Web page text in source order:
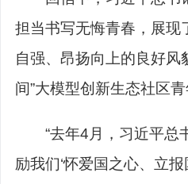
担当书写无悔青春，展现
自强、昂扬向上的良好风
间”大模型创新生态社区青
“去年4月，习近平总
励我们‘怀爱国之心、立报